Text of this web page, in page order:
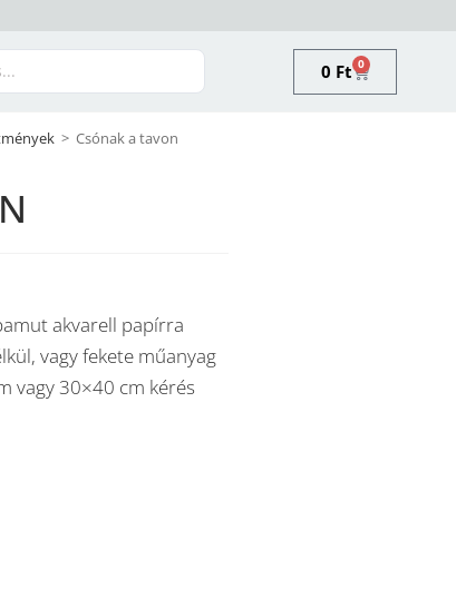
0 Ft 0
> Csónak a tavon
akvarell papírra
vagy fekete műanyag
vagy 30×40 cm kérés